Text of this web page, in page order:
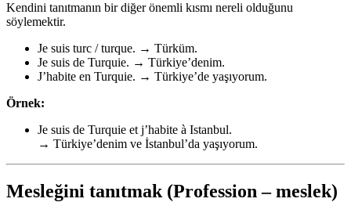
Kendini tanıtmanın bir diğer önemli kısmı nereli olduğunu
söylemektir.
Je suis turc / turque. → Türküm.
Je suis de Turquie. → Türkiye’denim.
J’habite en Turquie. → Türkiye’de yaşıyorum.
Örnek:
Je suis de Turquie et j’habite à Istanbul.
→ Türkiye’denim ve İstanbul’da yaşıyorum.
Mesleğini tanıtmak (Profession – meslek)